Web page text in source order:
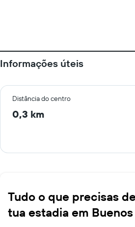
Informações úteis
Distância do centro
0,3 km
Tudo o que precisas
tua estadia em